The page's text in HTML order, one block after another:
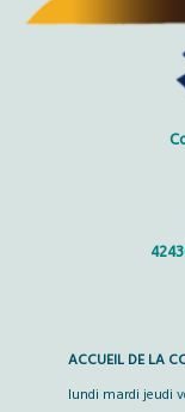
ACCUEIL DE LA
lundi mardi jeudi